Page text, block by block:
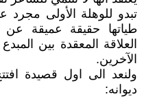
تبدو للوهلة الأولى مجرد
طياتها حقيقة عميقة عن
العلاقة المعقدة بين
الآخرين.
ولنعد الى اول قصيدة
ديوانه: